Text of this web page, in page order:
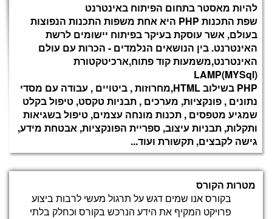
להיות מאסטר בתחום הפיתוח באינטרנט
שפת התכנות PHP היא אחת משפות התכנות הנפוצות
בעולם, אשר עוסקת בעיקר בפיתוח יישומים לרשת
האינטרנט. בין הנושאים הנלמדים - הכרות עם עולם
האינטרנט,משמעות קוד פתוח,ארכיטקטורת
LAMP(MYSql)
PHP בשילוב HTML,מחרוזות , ביטויים , עבודה עם מסדי
נתונים , פונקציות, מערכים , תבניות טקסט, טיפול בקלט
שמגיע מטפסים , תכנות מונחה עצמים, טיפול בשגיאות
ותקלות, תבניות עיצוב, ספריית הפונקציות, אבטחת מידע,
גישה לקבצים, תקשורת ועוד...
מטרות הקורס
בקורס אנו שמים דגש על תרגול מעשי לרבות ביצוע
פרויקט המקיף את הידע הנרכש בקורס וכחלק בלתי
CSS & HTML
נלמד על מבנה ועיצוב של דפי אינטרנט
Introduction to Programming
נכיר את יסודות התכנות
JavaScript
JavaScript נשתמש בשפת התסריט JavaScript
ליצירת דפי אינטרנט אינטראקטיביים, אבטחת טפסים
ועוד...
Photoshop
היא תוכנה לעיבוד וליטוש תמונות ועריכה גראפית, היא
מסלול פעמיים בשבוע
3.5 שעות כל מפגש
מסלול שלוש פעמים בשבוע
2.5 שעות כל מפגש